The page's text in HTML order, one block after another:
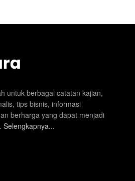
untuk berbagai catatan kajian,
tips bisnis, informasi
berharga yang dapat menjadi
Selengkapnya...